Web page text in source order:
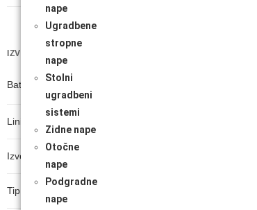
nape
Ugradbene
stropne
nape
Stolni
ugradbeni
sistemi
Zidne nape
Otočne
nape
Podgradne
nape
IZVEDBA I DIZAJN
Baterijski usisavač
Linija proizvoda
Izvedba motora
Tip proizvoda